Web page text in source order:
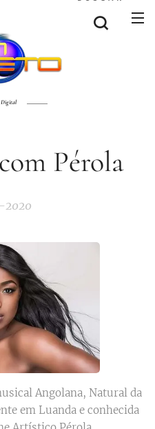
Pérola
2020
Angolana, Natural da
em Luanda e conhecida